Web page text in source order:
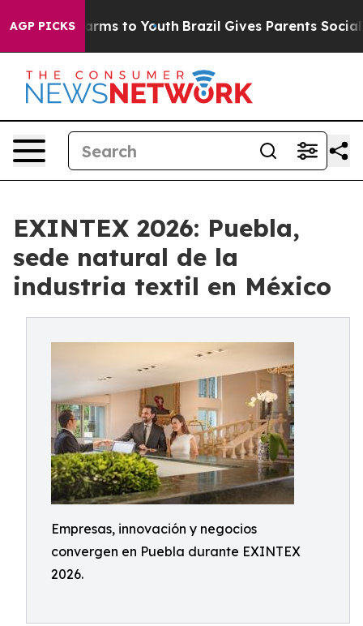
AGP PICKS
Harms to Youth Brazil Gives Parents Social
EXINTEX 2026: Puebla,
sede natural de la
industria textil en México
Empresas, innovación y negocios
convergen en Puebla durante EXINTEX
2026.